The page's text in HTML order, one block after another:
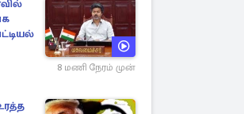
8 மணி நேரம் முன்